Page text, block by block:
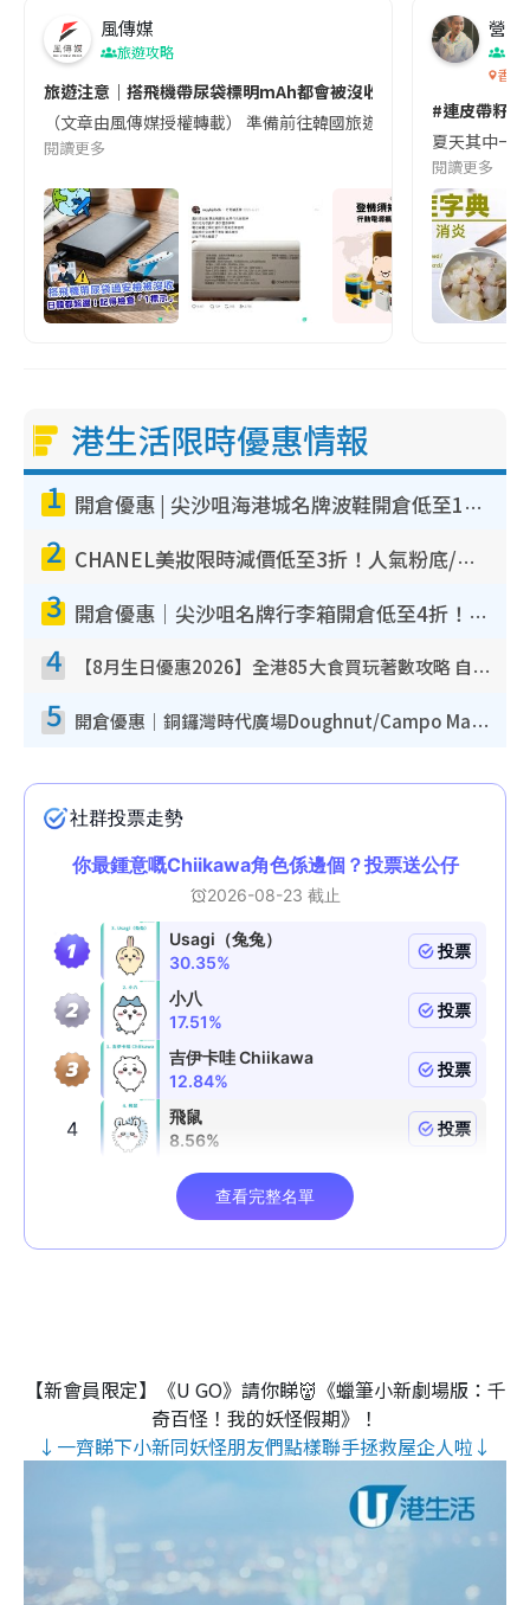
風傳媒
旅遊攻略
旅遊注意｜搭飛機帶尿袋標明mAh都會被沒收😱出發前切記檢查
（文章由風傳媒授權轉載） 準備前往韓國旅遊的民眾，近期要
閱讀更多
營養
香港
#連皮帶籽
夏天其中一
閱讀更多
港生活限時優惠情報
1 開倉優惠 | 尖沙咀海港城名牌波鞋開倉低至1折！On鞋$899起／Joy&Peace鞋履$98起
2 CHANEL美妝限時減價低至3折！人氣粉底/唇膏/精華液低至$275！COCO香水都有平
3 開倉優惠｜尖沙咀名牌行李箱開倉低至4折！一連5日 American Tourister/ace./Hallmark $200起！
4 【8月生日優惠2026】全港85大食買玩著數攻略 自助餐/火鍋放題同行免費＋誠品/DONKI送現金券
5 開倉優惠｜銅鑼灣時代廣場Doughnut/Campo Marzio開倉低至1折！背囊、書包、手袋劈價$200起
【新會員限定】《U GO》請你睇👹《蠟筆小新劇場版：千
奇百怪！我的妖怪假期》！
↓一齊睇下小新同妖怪朋友們點樣聯手拯救屋企人啦↓